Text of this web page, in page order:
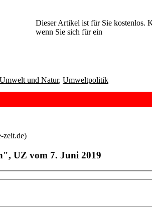
Dieser Artikel ist für Sie kostenlos.
wenn Sie sich für ein
Umwelt und Natur, Umweltpolitik
zeit.de)
UZ vom 7. Juni 2019